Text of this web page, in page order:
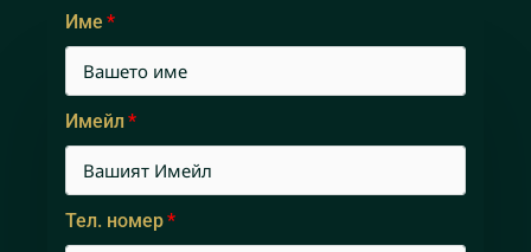
Име
Имейл
Тел. номер